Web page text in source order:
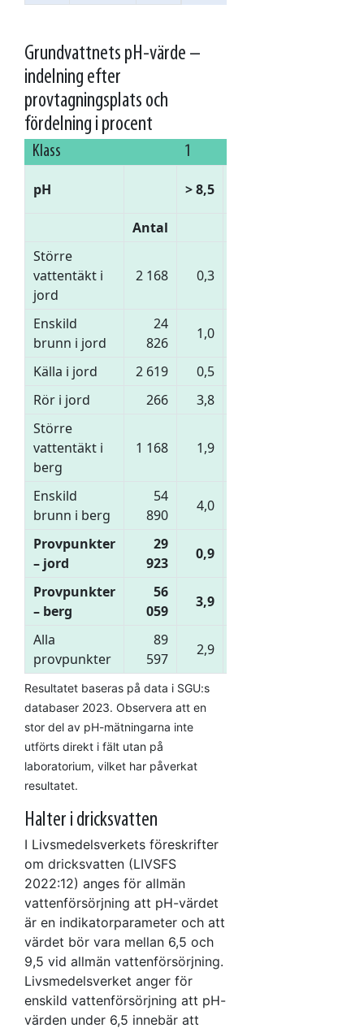
Grundvattnets pH-värde –
indelning efter
provtagningsplats och
fördelning i procent
Klass 1
pH > 8,5
Antal
Större
vattentäkt i
jord
2 168 0,3
Enskild
brunn i jord
24
826
1,0
Källa i jord 2 619 0,5
Rör i jord
266 3,8
Större
vattentäkt i
berg
1 168 1,9
Enskild
brunn i berg
54
890
4,0
Provpunkter
– jord
29
923
0,9
Provpunkter
– berg
56
059
3,9
Alla
provpunkter
89
597
2,9
Resultatet baseras på data i SGU:s
databaser 2023. Observera att en
stor del av pH-mätningarna inte
utförts direkt i fält utan på
laboratorium, vilket har påverkat
resultatet.
Halter i dricksvatten
I Livsmedelsverkets föreskrifter
om dricksvatten (LIVSFS
2022:12) anges för allmän
vattenförsörjning att pH-värdet
är en indikatorparameter och att
värdet bör vara mellan 6,5 och
9,5 vid allmän vattenförsörjning.
Livsmedelsverket anger för
enskild vattenförsörjning att pH-
värden under 6,5 innebär att